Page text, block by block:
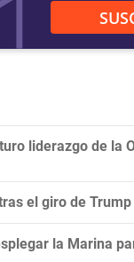
liderazgo de la
el giro de
la Marina